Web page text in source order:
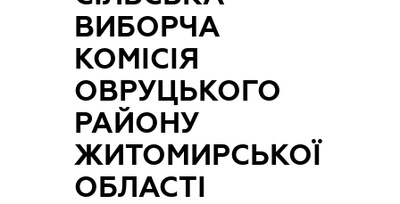
ВИБОРЧА
КОМІСІЯ
ОВРУЦЬКОГО
РАЙОНУ
ЖИТОМИРСЬКОЇ
ОБЛАСТІ